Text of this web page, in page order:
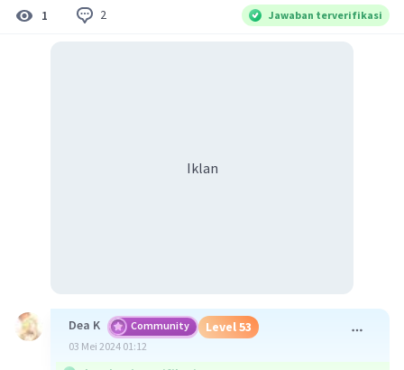
1 2 Jawaban terverifikasi
Iklan
Dea K Community Level 53
03 Mei 2024 01:12